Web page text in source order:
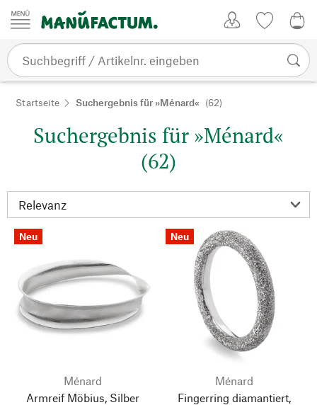
Zum Inhalt springen
Startseite Suchergebnis für »Ménard« (62)
Suchergebnis für »Ménard«
(62)
Neu
Ménard
Armreif Möbius, Silber
Neu
Ménard
Fingerring diamantiert,